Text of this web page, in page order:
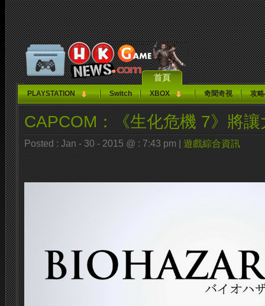
首頁
PLAYSTATION Switch XBOX 奇聞奇視 攻
CAPCOM：《生化危機 7》將
Posted : Jan - 30 - 2015 @ : 7:43 pm | 遊戲綜合資訊